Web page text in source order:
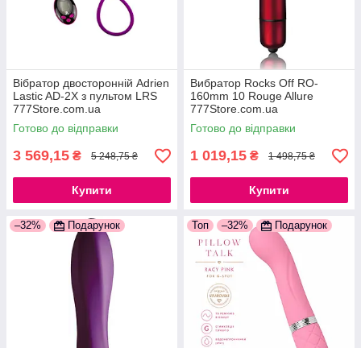
Вібратор двосторонній Adrien
Lastic AD-2X з пультом LRS
777Store.com.ua
Готово до відправки
3 569,15 ₴ 5 248,75 ₴
Купити
Вибратор Rocks Off RO-
160mm 10 Rouge Allure
777Store.com.ua
Готово до відправки
1 019,15 ₴ 1 498,75 ₴
Купити
–32% Подарунок Топ –32% Подарунок